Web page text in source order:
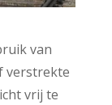
van
verstrekte
vrij te